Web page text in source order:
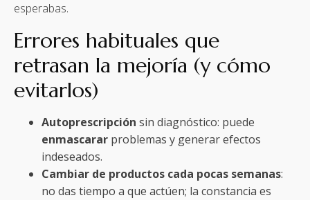
esperabas.
Errores habituales que
retrasan la mejoría (y cómo
evitarlos)
Autoprescripción sin diagnóstico: puede
enmascarar problemas y generar efectos
indeseados.
Cambiar de productos cada pocas semanas:
no das tiempo a que actúen; la constancia es